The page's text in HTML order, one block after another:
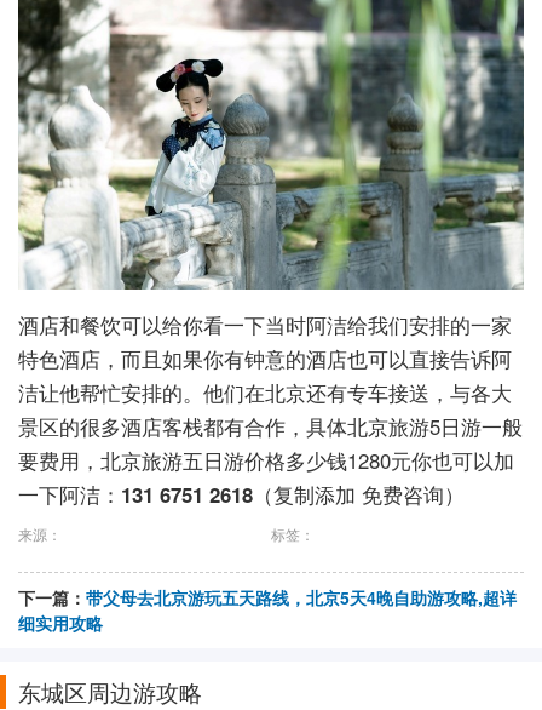
酒店和餐饮可以给你看一下当时阿洁给我们安排的一家
特色酒店，而且如果你有钟意的酒店也可以直接告诉阿
洁让他帮忙安排的。他们在北京还有专车接送，与各大
景区的很多酒店客栈都有合作，具体北京旅游5日游一般
要费用，北京旅游五日游价格多少钱1280元你也可以加
一下阿洁： 131 6751 2618 （复制添加 免费咨询）
来源： 标签：
下一篇： 带父母去北京游玩五天路线，北京5天4晚自助游攻略,超详
细实用攻略
东城区周边游攻略